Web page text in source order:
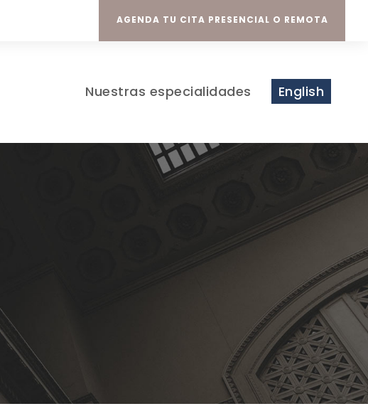
AGENDA TU CITA PRESENCIAL O REMOTA
Nuestras especialidades English